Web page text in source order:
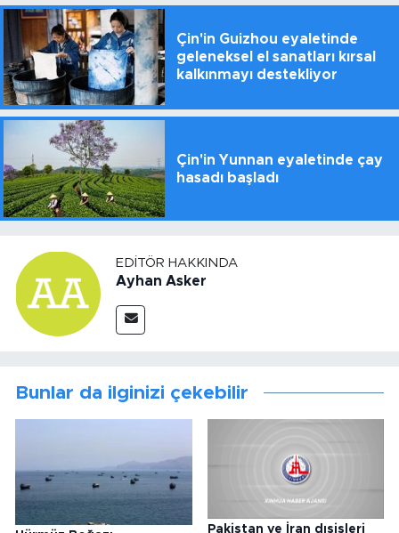
Çin'in Guizhou eyaletinde
geleneksel el sanatları kırsal
kalkınmayı destekliyor
Çin'in Yunnan eyaletinde çay
hasadı başladı
EDITÖR HAKKINDA
Ayhan Asker
Bunlar da ilginizi çekebilir
Pakistan ve İran dışişleri